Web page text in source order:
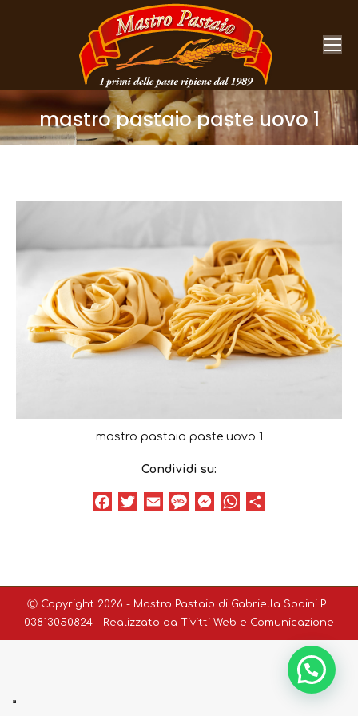
mastro pastaio paste uovo 1
You are here:
mastro pastaio paste uovo 1
Condividi su:
Facebook
TwitterEmailMessageMessenger
WhatsApp
Ⓒ Copyright 2026 - Mastro Pastaio di Gabriella Sodini P.I.
03813050824 - Realizzato da
Tivitti Web e Comunicazione